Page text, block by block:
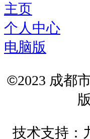
主页
个人中心
电脑版
©2023 成都
技术支持：